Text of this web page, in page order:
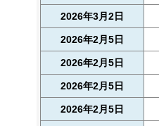
2026年3月2日
2026年2月5日
2026年2月5日
2026年2月5日
2026年2月5日